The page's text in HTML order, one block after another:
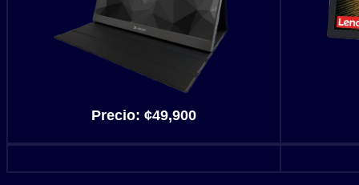
Precio: ¢49,900